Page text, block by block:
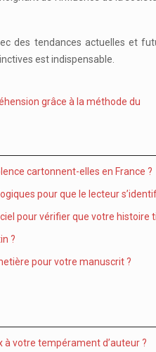
des tendances actuelles et
est indispensable.
grâce à la méthode du
cartonnent-elles en France ?
pour que le lecteur
pour vérifier que votre histoire
?
pour votre manuscrit ?
à votre tempérament d’auteur ?